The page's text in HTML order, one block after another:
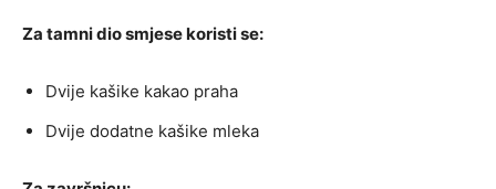
Za tamni dio smjese koristi se:
Dvije kašike kakao praha
Dvije dodatne kašike mleka